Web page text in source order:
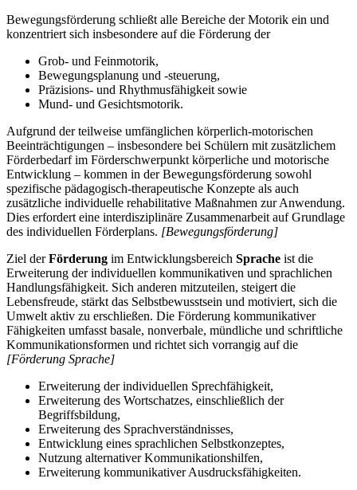
Bewegungsförderung schließt alle Bereiche der Motorik ein und
konzentriert sich insbesondere auf die Förderung der
Grob- und Feinmotorik,
Bewegungsplanung und -steuerung,
Präzisions- und Rhythmusfähigkeit sowie
Mund- und Gesichtsmotorik.
Aufgrund der teilweise umfänglichen körperlich-motorischen
Beeinträchtigungen – insbesondere bei Schülern mit zusätzlichem
Förderbedarf im Förderschwerpunkt körperliche und motorische
Entwicklung – kommen in der Bewegungsförderung sowohl
spezifische pädagogisch-therapeutische Konzepte als auch
zusätzliche individuelle rehabilitative Maßnahmen zur Anwendung.
Dies erfordert eine interdisziplinäre Zusammenarbeit auf Grundlage
des individuellen Förderplans. [Bewegungsförderung]
Ziel derFörderung im Entwicklungsbereich Sprache ist die
Erweiterung der individuellen kommunikativen und sprachlichen
Handlungsfähigkeit. Sich anderen mitzuteilen, steigert die
Lebensfreude, stärkt das Selbstbewusstsein und motiviert, sich die
Umwelt aktiv zu erschließen. Die Förderung kommunikativer
Fähigkeiten umfasst basale, nonverbale, mündliche und schriftliche
Kommunikationsformen und richtet sich vorrangig auf die
[Förderung Sprache]
Erweiterung der individuellen Sprechfähigkeit,
Erweiterung des Wortschatzes, einschließlich der
Begriffsbildung,
Erweiterung des Sprachverständnisses,
Entwicklung eines sprachlichen Selbstkonzeptes,
Nutzung alternativer Kommunikationshilfen,
Erweiterung kommunikativer Ausdrucksfähigkeiten.